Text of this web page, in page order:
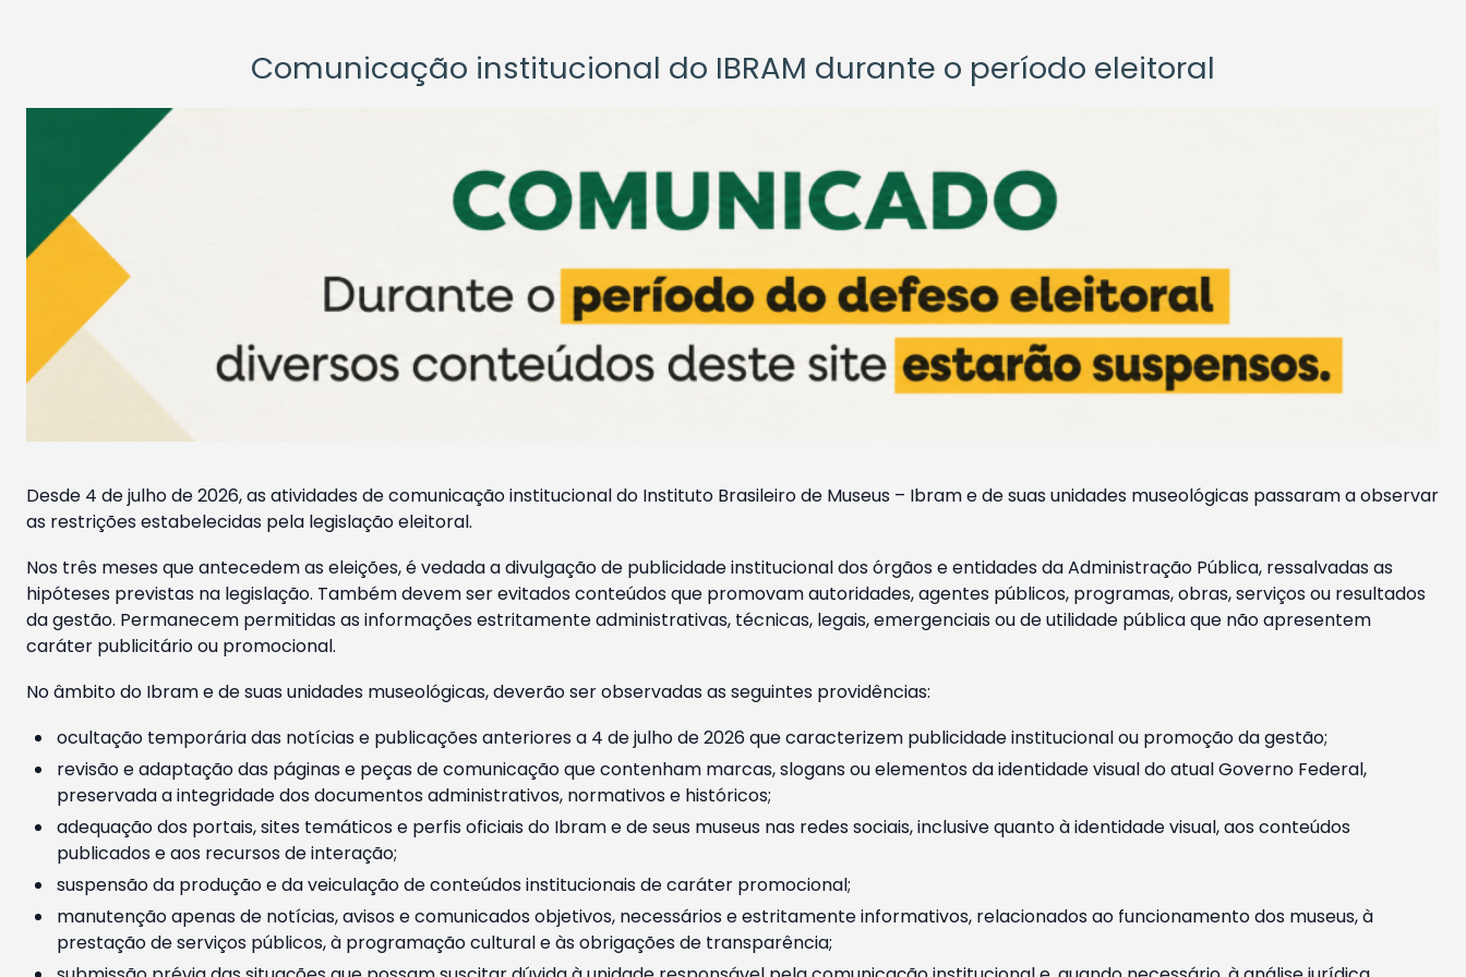
Comunicação institucional do IBRAM durante o período eleitoral
Desde 4 de julho de 2026, as atividades de comunicação institucional do Instituto Brasileiro de Museus – Ibram e de suas unidades museológicas passaram a observar
as restrições estabelecidas pela legislação eleitoral.
Nos três meses que antecedem as eleições, é vedada a divulgação de publicidade institucional dos órgãos e entidades da Administração Pública, ressalvadas as
hipóteses previstas na legislação. Também devem ser evitados conteúdos que promovam autoridades, agentes públicos, programas, obras, serviços ou resultados
da gestão. Permanecem permitidas as informações estritamente administrativas, técnicas, legais, emergenciais ou de utilidade pública que não apresentem
caráter publicitário ou promocional.
No âmbito do Ibram e de suas unidades museológicas, deverão ser observadas as seguintes providências:
ocultação temporária das notícias e publicações anteriores a 4 de julho de 2026 que caracterizem publicidade institucional ou promoção da gestão;
revisão e adaptação das páginas e peças de comunicação que contenham marcas, slogans ou elementos da identidade visual do atual Governo Federal,
preservada a integridade dos documentos administrativos, normativos e históricos;
adequação dos portais, sites temáticos e perfis oficiais do Ibram e de seus museus nas redes sociais, inclusive quanto à identidade visual, aos conteúdos
publicados e aos recursos de interação;
suspensão da produção e da veiculação de conteúdos institucionais de caráter promocional;
manutenção apenas de notícias, avisos e comunicados objetivos, necessários e estritamente informativos, relacionados ao funcionamento dos museus, à
prestação de serviços públicos, à programação cultural e às obrigações de transparência;